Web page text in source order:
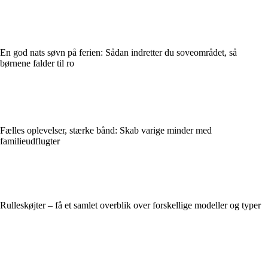
En god nats søvn på ferien: Sådan indretter du soveområdet, så
børnene falder til ro
Fælles oplevelser, stærke bånd: Skab varige minder med
familieudflugter
Rulleskøjter – få et samlet overblik over forskellige modeller og typer